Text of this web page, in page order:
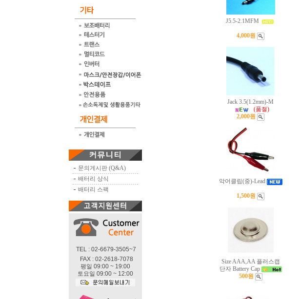
문의게시판 (Q&A)
배터리 상식
배터리 스팩
TEL : 02-6679-3505~7
FAX : 02-2618-7078
평일 09:00 ~ 19:00
토요일 09:00 ~ 12:00
J5.5-2.1MFM
4,000원
Jack 3.5(1.2mm)-M
(품절)
2,000원
악어클립(중)-Lead
1,500원
Size AAA,AA 플러스캡
단자 Battery Cap
500원